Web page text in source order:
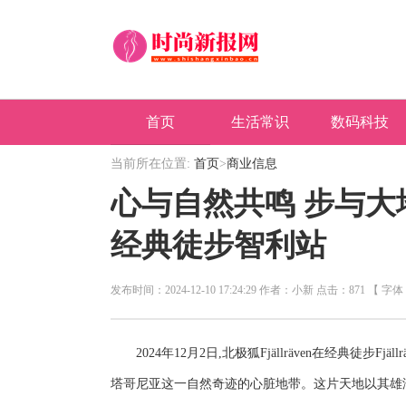
首页 生活常识 数码科技
商业信息
当前所在位置: 首页>商业信息
心与自然共鸣 步与
经典徒步智利站
发布时间：2024-12-10 17:24:29 作者：小新 点击：871 【 字体
2024年12月2日,北极狐Fjällräven在经典徒步
塔哥尼亚这一自然奇迹的心脏地带。这片天地以其